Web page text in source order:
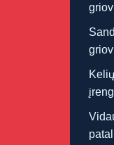
Kelių